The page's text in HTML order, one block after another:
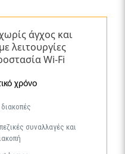
άγχος και
λειτουργίες
Wi-Fi
χρόνο
συναλλαγές και